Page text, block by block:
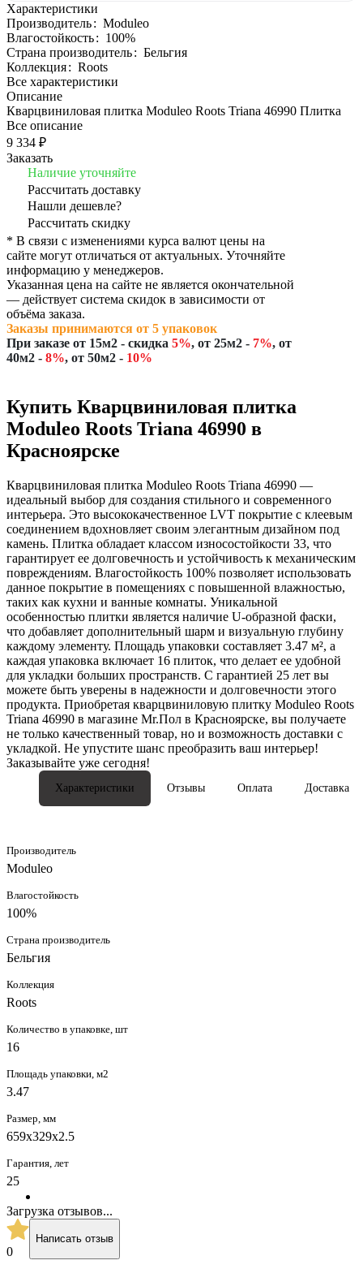
Характеристики
Производитель: Moduleo
Влагостойкость: 100%
Страна производитель: Бельгия
Коллекция: Roots
Все характеристики
Описание
Кварцвиниловая плитка Moduleo Roots Triana 46990 Плитка
Все описание
9 334 ₽
Заказать
Наличие уточняйте
Рассчитать доставку
Нашли дешевле?
Рассчитать скидку
* В связи с изменениями курса валют цены на
сайте могут отличаться от актуальных. Уточняйте
информацию у менеджеров.
Указанная цена на сайте не является окончательной
— действует система скидок в зависимости от
объёма заказа.
Заказы принимаются от 5 упаковок
При заказе от 15м2 - скидка 5%, от 25м2 - 7%, от
40м2 - 8%, от 50м2 - 10%
Купить Кварцвиниловая плитка
Moduleo Roots Triana 46990 в
Красноярске
Кварцвиниловая плитка Moduleo Roots Triana 46990 —
идеальный выбор для создания стильного и современного
интерьера. Это высококачественное LVT покрытие с клеевым
соединением вдохновляет своим элегантным дизайном под
камень. Плитка обладает классом износостойкости 33, что
гарантирует ее долговечность и устойчивость к механическим
повреждениям. Влагостойкость 100% позволяет использовать
данное покрытие в помещениях с повышенной влажностью,
таких как кухни и ванные комнаты. Уникальной
особенностью плитки является наличие U-образной фаски,
что добавляет дополнительный шарм и визуальную глубину
каждому элементу. Площадь упаковки составляет 3.47 м², а
каждая упаковка включает 16 плиток, что делает ее удобной
для укладки больших пространств. С гарантией 25 лет вы
можете быть уверены в надежности и долговечности этого
продукта. Приобретая кварцвиниловую плитку Moduleo Roots
Triana 46990 в магазине Mr.Пол в Красноярске, вы получаете
не только качественный товар, но и возможность доставки с
укладкой. Не упустите шанс преобразить ваш интерьер!
Заказывайте уже сегодня!
Характеристики Отзывы Оплата Доставка
Производитель
Moduleo
Влагостойкость
100%
Страна производитель
Бельгия
Коллекция
Roots
Количество в упаковке, шт
16
Площадь упаковки, м2
3.47
Размер, мм
659х329х2.5
Гарантия, лет
25
Загрузка отзывов...
0
Написать отзыв